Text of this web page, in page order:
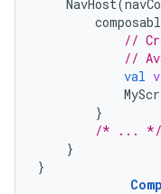
NavHost(
//
//
val
}
/* ... */
}
}